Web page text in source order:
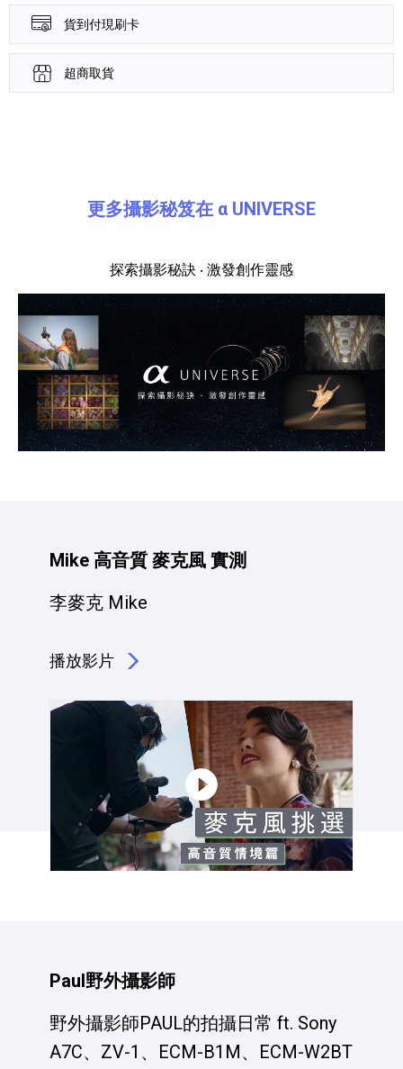
貨到付現刷卡
超商取貨
更多攝影秘笈在 α UNIVERSE
探索攝影秘訣 ‧ 激發創作靈感
Mike 高音質 麥克風 實測
李麥克 Mike
播放影片
點擊播放：Mike 高音質 麥克風 實測
Paul野外攝影師
野外攝影師PAUL的拍攝日常 ft. Sony
A7C、ZV-1、ECM-B1M、ECM-W2BT